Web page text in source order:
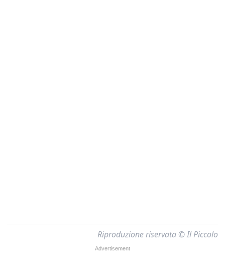
Riproduzione riservata © Il Piccolo